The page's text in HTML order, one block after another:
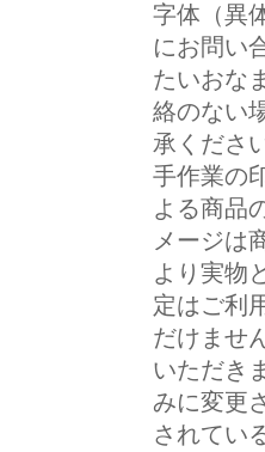
字体（異
にお問い
たいおな
絡のない
承くださ
手作業の
よる商品
メージは
より実物
定はご利
だけませ
いただき
みに変更
されてい